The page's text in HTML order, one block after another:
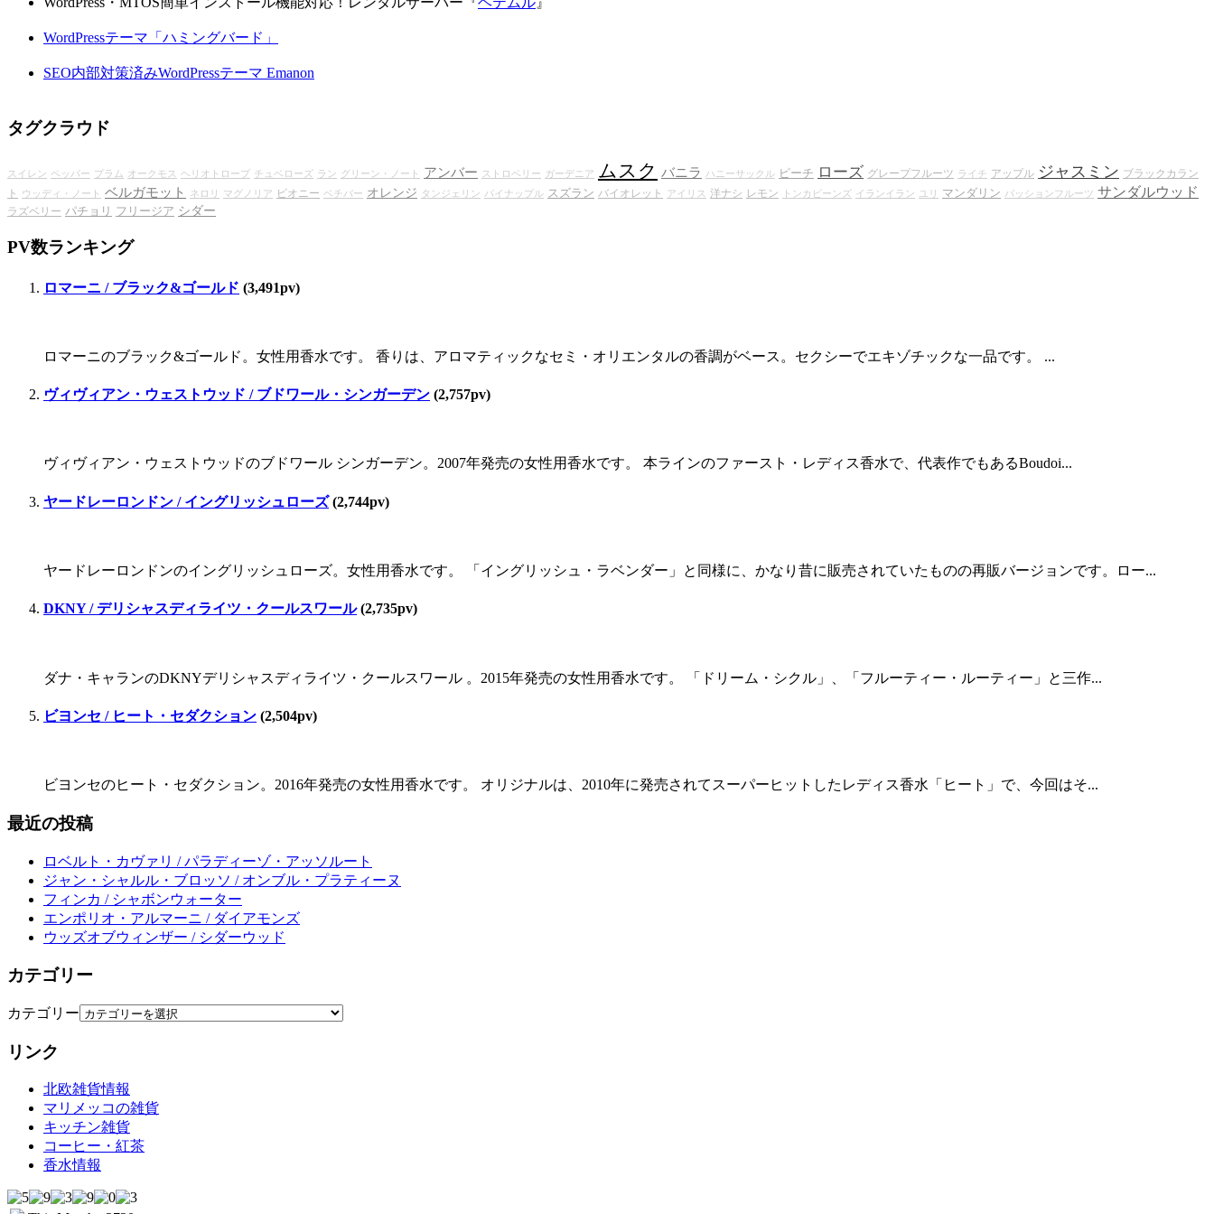
WordPressテーマ「ハミングバード」
SEO内部対策済みWordPressテーマ Emanon
タグクラウド
スイレン ペッパー プラム オークモス ヘリオトロープ チュベローズ ラン グリーン・ノート アンバー ストロベリー ガーデニア ムスク バニラ ハニーサックル ピーチ ローズ グレープフルーツ ライチ アップル ジャスミン ブラックカラン
ト
ウッディ・ノート ベルガモット ネロリ マグノリア ピオニー ベチバー オレンジ タンジェリン パイナップル スズラン バイオレット アイリス 洋ナシ レモン トンカビーンズ イランイラン ユリ マンダリン パッションフルーツ サンダルウッド
ラズベリー パチョリ フリージア シダー
PV数ランキング
ロマーニ / ブラック&ゴールド (3,491pv)
ロマーニのブラック&ゴールド。女性用香水です。 香りは、アロマティックなセミ・オリエンタルの香調がベース。セクシーでエキゾチックな一品です。 ...
ヴィヴィアン・ウェストウッド / ブドワール・シンガーデン (2,757pv)
ヴィヴィアン・ウェストウッドのブドワール シンガーデン。2007年発売の女性用香水です。 本ラインのファースト・レディス香水で、代表作でもあるBoudoi...
ヤードレーロンドン / イングリッシュローズ(2,744pv)
ヤードレーロンドンのイングリッシュローズ。女性用香水です。 「イングリッシュ・ラベンダー」と同様に、かなり昔に販売されていたものの再販バージョンです。ロー...
DKNY / デリシャスディライツ・クールスワール(2,735pv)
ダナ・キャランのDKNYデリシャスディライツ・クールスワール 。2015年発売の女性用香水です。 「ドリーム・シクル」、「フルーティー・ルーティー」と三作...
ビヨンセ / ヒート・セダクション (2,504pv)
ビヨンセのヒート・セダクション。2016年発売の女性用香水です。 オリジナルは、2010年に発売されてスーパーヒットしたレディス香水「ヒート」で、今回はそ...
最近の投稿
ロベルト・カヴァリ / パラディーゾ・アッソルート
ジャン・シャルル・ブロッソ / オンブル・プラティーヌ
フィンカ / シャボンウォーター
エンポリオ・アルマーニ / ダイアモンズ
ウッズオブウィンザー / シダーウッド
カテゴリー
カテゴリー
リンク
北欧雑貨情報
マリメッコの雑貨
キッチン雑貨
コーヒー・紅茶
香水情報